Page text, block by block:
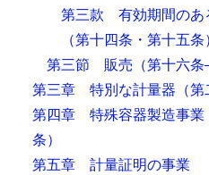
第三款 有効期間のあ
（第十四条・第十五条）
第三節 販売 （第十六
第三章 特別な計量器 （
第四章 特殊容器製造事業
条）
第五章 計量証明の事業